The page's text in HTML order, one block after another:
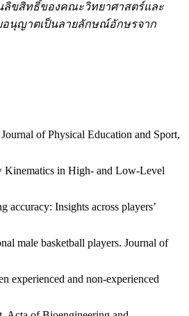
ลิขสิทธิ์ของคณะวิทยาศาสตร์และ
อนุญาตเป็นลายลักษณ์อักษรจาก
of Physical Education and Sport,
Kinematics in High- and Low-Level
Insights across players’
male basketball players. Journal of
experienced and non-experienced